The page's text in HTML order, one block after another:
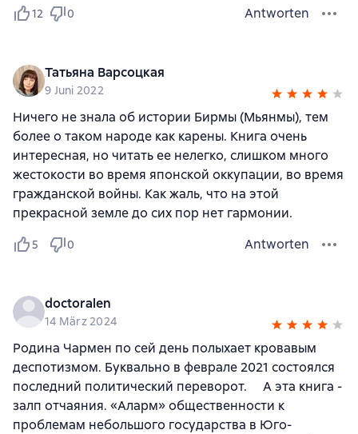
12 0 Antworten
Татьяна Варсоцкая
9 Juni 2022
Ничего не знала об истории Бирмы (Мьянмы), тем
более о таком народе как карены. Книга очень
интересная, но читать ее нелегко, слишком много
жестокости во время японской оккупации, во время
гражданской войны. Как жаль, что на этой
прекрасной земле до сих пор нет гармонии.
5 0 Antworten
doctoralen
14 März 2024
Родина Чармен по сей день полыхает кровавым
деспотизмом. Буквально в феврале 2021 состоялся
последний политический переворот. ⠀ А эта книга -
залп отчаяния. «Аларм» общественности к
проблемам небольшого государства в Юго-